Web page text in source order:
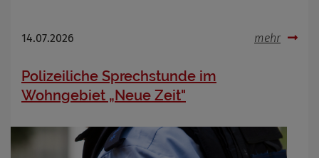
14.07.2026 mehr
Polizeiliche Sprechstunde im
Wohngebiet „Neue Zeit"